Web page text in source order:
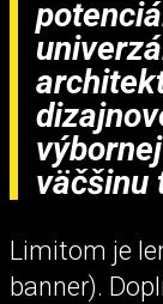
väčšinu
Limitom je
banner).